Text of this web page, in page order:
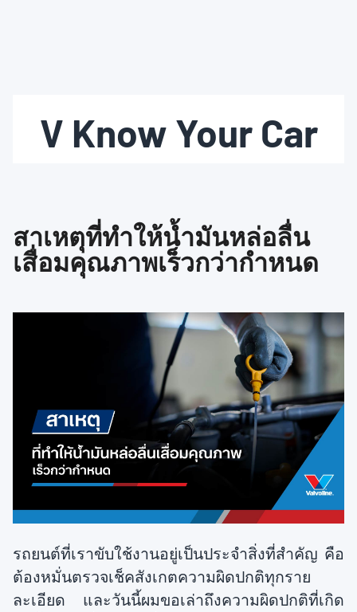
V Know Your Car
สาเหตุที่ทำให้น้ำมันหล่อลื่น
เสื่อมคุณภาพเร็วกว่ากำหนด
รถยนต์ที่เราขับใช้งานอยู่เป็นประจำสิ่งที่สำคัญ คือ
ต้องหมั่นตรวจเช็คสังเกตความผิดปกติทุกราย
ละเอียด และวันนี้ผมขอเล่าถึงความผิดปกติที่เกิด